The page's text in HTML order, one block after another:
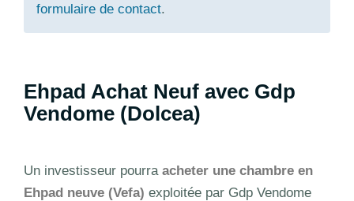
formulaire de contact.
Ehpad Achat Neuf avec Gdp
Vendome (Dolcea)
Un investisseur pourra acheter une chambre en
Ehpad neuve (Vefa) exploitée par Gdp Vendome